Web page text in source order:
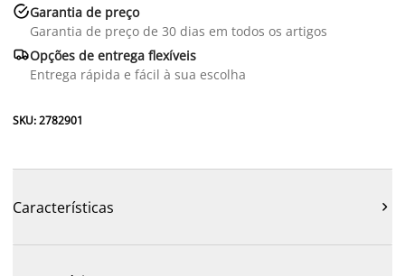
Garantia de preço
Garantia de preço de 30 dias em todos os artigos
Opções de entrega flexíveis
Entrega rápida e fácil à sua escolha
SKU: 2782901
Características 